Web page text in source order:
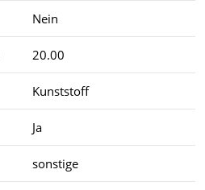
Nein
20.00
Kunststoff
Ja
sonstige